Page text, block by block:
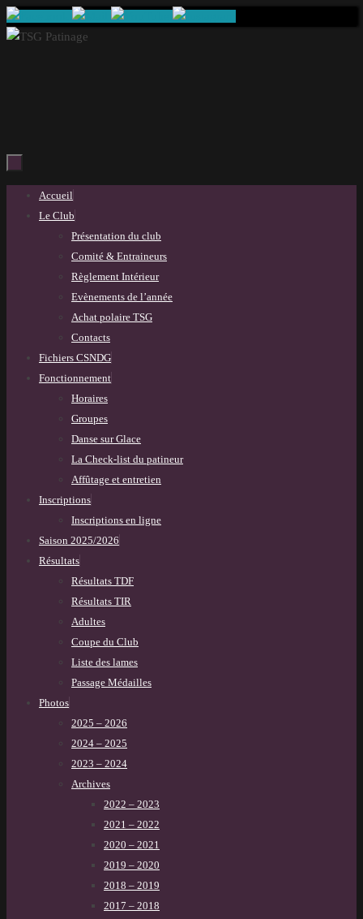
Passer
au
Passer
Accueil
Le Club
Présentation du club
Comité & Entraineurs
Règlement Intérieur
Evènements de l’année
Achat polaire TSG
Contacts
Fichiers CSNDG
Fonctionnement
Horaires
Groupes
Danse sur Glace
La Check-list du patineur
Affûtage et entretien
Inscriptions
Inscriptions en ligne
Saison 2025/2026
Résultats
Résultats TDF
Résultats TIR
Adultes
Coupe du Club
Liste des lames
Passage Médailles
Photos
2025 – 2026
2024 – 2025
2023 – 2024
Archives
2022 – 2023
2021 – 2022
2020 – 2021
2019 – 2020
2018 – 2019
2017 – 2018